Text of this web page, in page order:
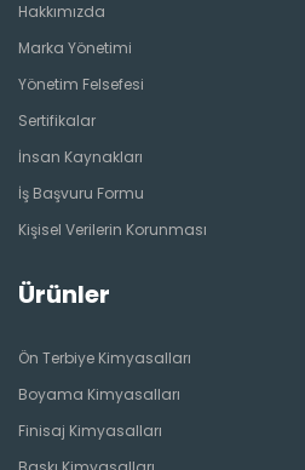
Hakkımızda
Marka Yönetimi
Yönetim Felsefesi
Sertifikalar
İnsan Kaynakları
İş Başvuru Formu
Kişisel Verilerin Korunması
Ürünler
Ön Terbiye Kimyasalları
Boyama Kimyasalları
Finisaj Kimyasalları